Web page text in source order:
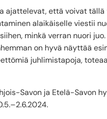
ajattelevat, että voivat
alaikäiselle viestii
minkä verran nuori
on hyvä näyttää
juhlimistapoja,
Savon ja Etelä-Savon